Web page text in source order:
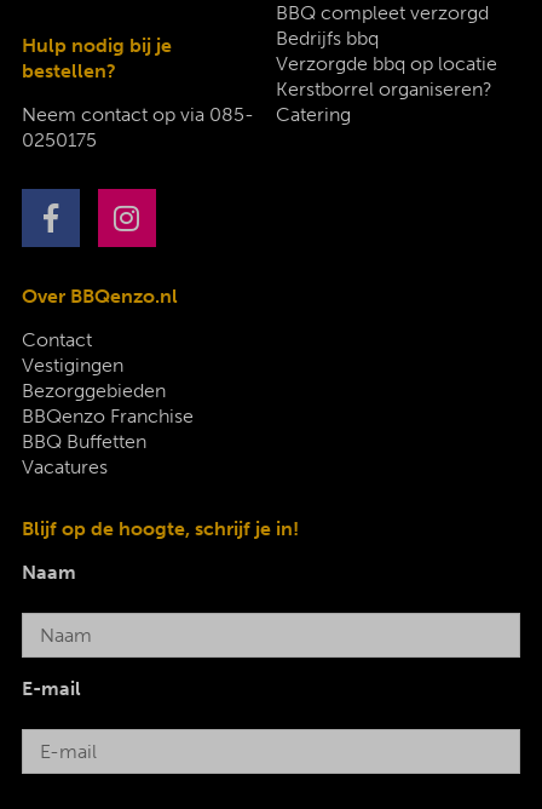
Hulp nodig bij je
bestellen?
Neem contact op via 085-
0250175
BBQ compleet verzorgd
Bedrijfs bbq
Verzorgde bbq op locatie
Kerstborrel organiseren?
Catering
Over BBQenzo.nl
Contact
Vestigingen
Bezorggebieden
BBQenzo Franchise
BBQ Buffetten
Vacatures
Blijf op de hoogte, schrijf je in!
Naam
E-mail